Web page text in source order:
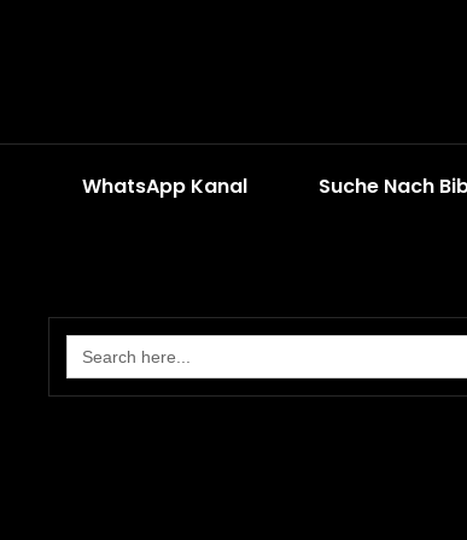
WhatsApp Kanal Suche Nach
Search
for: